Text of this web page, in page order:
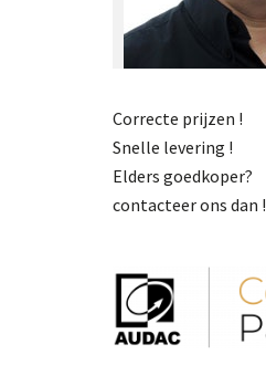
Correcte prijzen !
Snelle levering !
Elders goedkoper?
contacteer ons dan !